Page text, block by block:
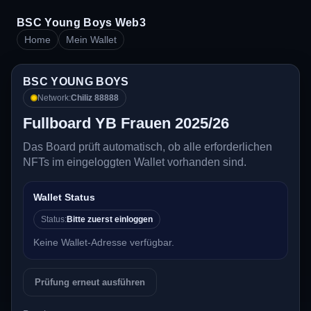
BSC Young Boys Web3
Home Mein Wallet
BSC YOUNG BOYS
Network:Chiliz 88888
Fullboard YB Frauen 2025/26
Das Board prüft automatisch, ob alle erforderlichen
NFTs im eingeloggten Wallet vorhanden sind.
Wallet Status
Status:Bitte zuerst einloggen
Keine Wallet-Adresse verfügbar.
Prüfung erneut ausführen